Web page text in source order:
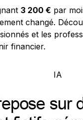
3 200 € par
changé.
et les
financier.